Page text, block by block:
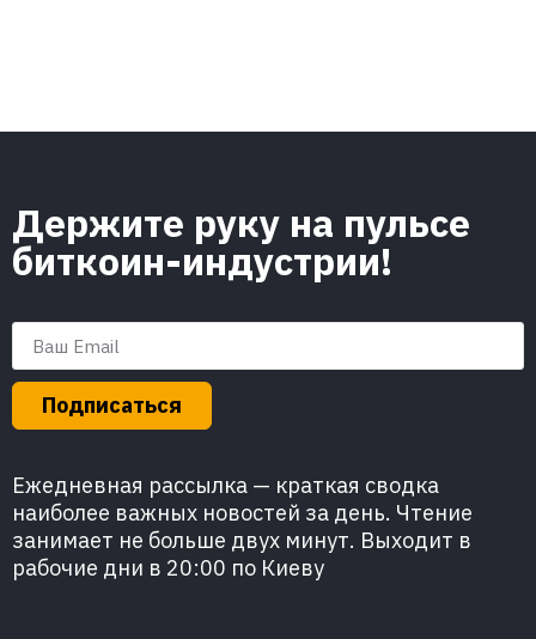
Держите руку на пульсе
биткоин-индустрии!
Подписаться
Ежедневная рассылка — краткая сводка
наиболее важных новостей за день. Чтение
занимает не больше двух минут. Выходит в
рабочие дни в 20:00 по Киеву